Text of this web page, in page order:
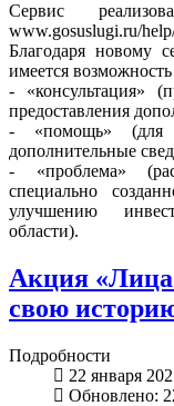
Сервис
www.gosuslugi.ru/
Благодаря новому
имеется
- «консультация»
предоставления
- «помощь» (для
дополнительные
- «проблема»
специально
улучшению
области).
Акция
свою
Подробности
22 января
Обновлено: